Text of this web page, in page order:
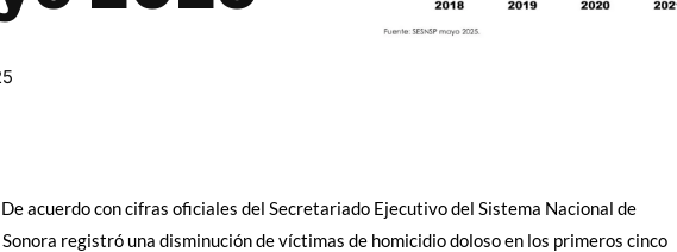
acuerdo con cifras oficiales del Secretariado Ejecutivo del Sistema Nacional de
registró una disminución de víctimas de homicidio doloso en los primeros cinco